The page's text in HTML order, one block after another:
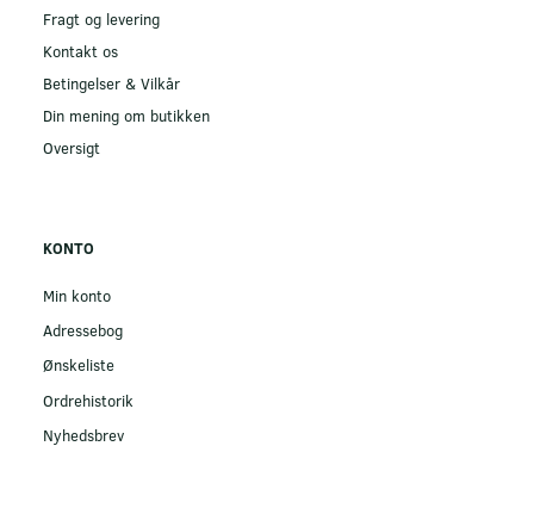
Fragt og levering
Kontakt os
Betingelser & Vilkår
Din mening om butikken
Oversigt
KONTO
Min konto
Adressebog
Ønskeliste
Ordrehistorik
Nyhedsbrev